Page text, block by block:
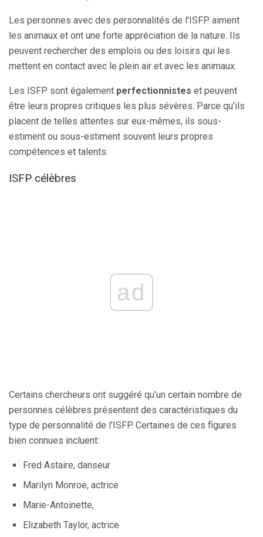
Les personnes avec des personnalités de l'ISFP aiment
les animaux et ont une forte appréciation de la nature. Ils
peuvent rechercher des emplois ou des loisirs qui les
mettent en contact avec le plein air et avec les animaux.
Les ISFP sont également perfectionnistes et peuvent
être leurs propres critiques les plus sévères. Parce qu'ils
placent de telles attentes sur eux-mêmes, ils sous-
estiment ou sous-estiment souvent leurs propres
compétences et talents.
ISFP célèbres
ad
Certains chercheurs ont suggéré qu'un certain nombre de
personnes célèbres présentent des caractéristiques du
type de personnalité de l'ISFP. Certaines de ces figures
bien connues incluent:
Fred Astaire, danseur
Marilyn Monroe, actrice
Marie-Antoinette,
Elizabeth Taylor, actrice